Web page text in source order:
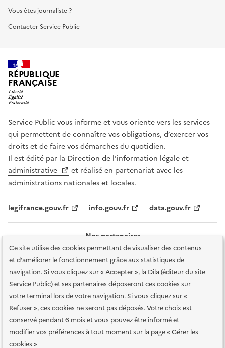
Ce site utilise des cookies permettant de visualiser des contenus
et d'améliorer le fonctionnement grâce aux statistiques de
navigation. Si vous cliquez sur « Accepter », la Dila (éditeur du site
Service Public) et ses partenaires déposeront ces cookies sur
votre terminal lors de votre navigation. Si vous cliquez sur «
Refuser », ces cookies ne seront pas déposés. Votre choix est
conservé pendant 6 mois et vous pouvez être informé et
modifier vos préférences à tout moment sur la page « Gérer les
cookies »
Vous êtes journaliste ?
Contacter Service Public
RÉPUBLIQUE
FRANÇAISE
Service Public vous informe et vous oriente vers les services
qui permettent de connaître vos obligations, d’exercer vos
droits et de faire vos démarches du quotidien.
Il est édité par la Direction de l’information légale et
administrative
et réalisé en partenariat avec les
administrations nationales et locales.
legifrance.gouv.fr info.gouv.fr data.gouv.fr
Nos partenaires
Plan du site Accessibilité : totalement conforme
Accessibilité des
services en ligne Mentions légales Données personnelles et sécurité
Conditions générales d'utilisation Gestion des cookies